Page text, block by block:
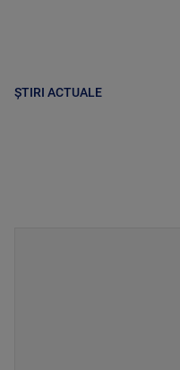
ȘTIRI ACTUALE